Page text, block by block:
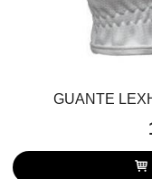
GUANTE